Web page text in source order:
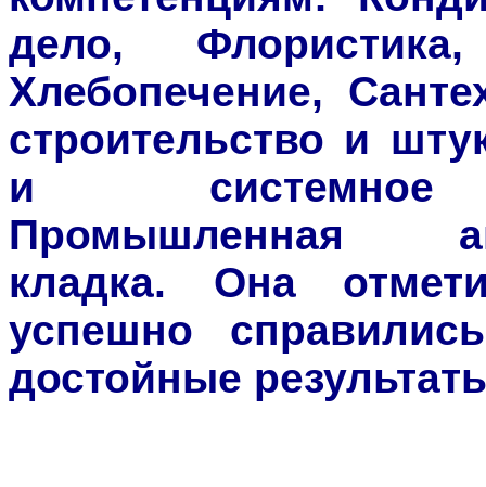
дело,
Хлебопечение,
строительство и
и системное
Промышленная
кладка. Она
успешно
достойные